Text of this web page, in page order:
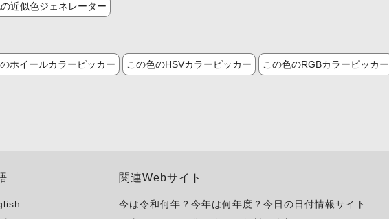
近似色ジェネレーター
ホイールカラーピッカー この色のHSVカラーピッカー この色のRGBカラーピッカー
関連Webサイト
今は令和何年？今年は何年度？今日の日付情報サイト